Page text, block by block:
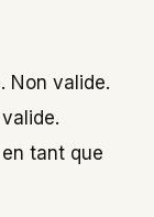
Non valide.
tant que